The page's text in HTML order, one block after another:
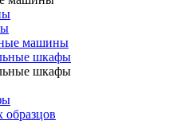
машины
шкафы
шкафы
образцов